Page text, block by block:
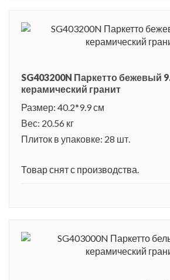
SG403200N Паркетто бежевый
керамический гранит
Размер: 40.2*9.9 см
Вес: 20.56 кг
Плиток в упаковке: 28 шт.
Товар снят с производства.